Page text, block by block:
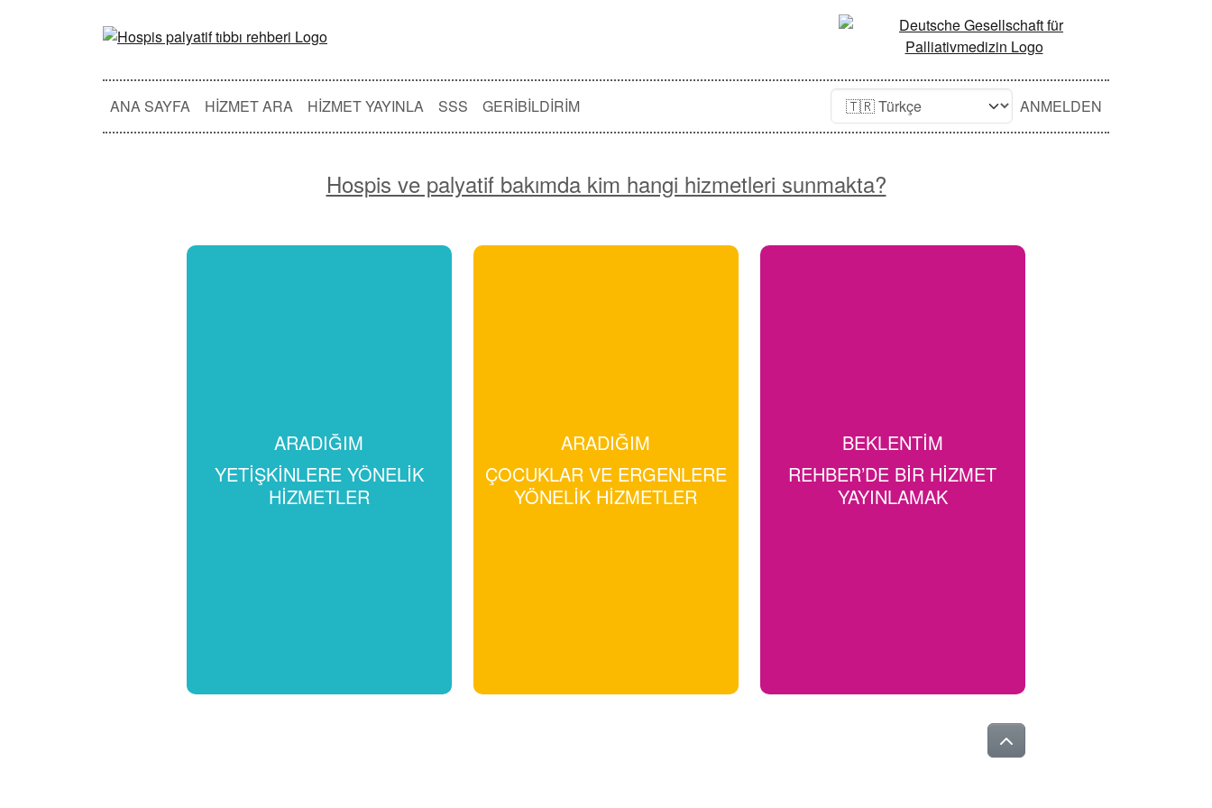
ANA SAYFA HIZMET ARA HIZMET YAYINLA SSS GERIBILDIRIM ANMELDEN
Hospis ve palyatif bakımda kim hangi hizmetleri sunmakta?
ARADIĞIM
YETIŞKINLERE YÖNELIK
HIZMETLER
ARADIĞIM
ÇOCUKLAR VE ERGENLERE
YÖNELIK HIZMETLER
BEKLENTIM
REHBER’DE BIR HIZMET
YAYINLAMAK